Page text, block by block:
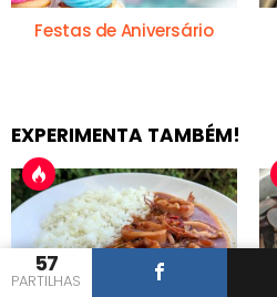
57
PARTILHAS
Festas de Aniversário
EXPERIMENTA TAMBÉM!